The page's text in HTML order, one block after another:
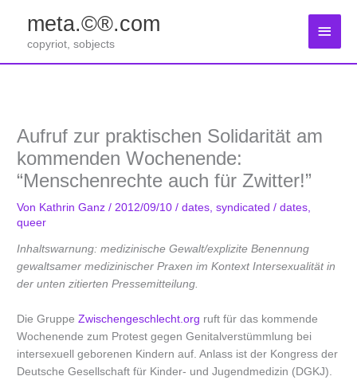
springen
meta.©®.com
copyriot, sobjects
Aufruf zur praktischen Solidarität am
kommenden Wochenende:
“Menschenrechte auch für Zwitter!”
Von Kathrin Ganz/ 2012/09/10/dates ,syndicated /dates
queer
Inhaltswarnung: medizinische Gewalt/explizite Benennung
gewaltsamer medizinischer Praxen im Kontext Intersexualität in
der unten zitierten Pressemitteilung.
Die GruppeZwischengeschlecht.org ruft für das kommende
Wochenende zum Protest gegen Genitalverstümmlung bei
intersexuell geborenen Kindern auf. Anlass ist der Kongress der
Deutsche Gesellschaft für Kinder- und Jugendmedizin (DGKJ).